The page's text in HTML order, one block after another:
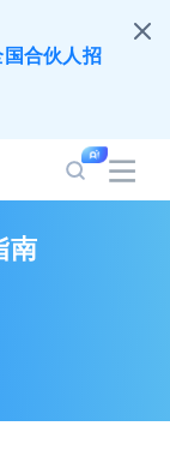
合伙人招
企业全岗位
快带团队
己也要成长
南